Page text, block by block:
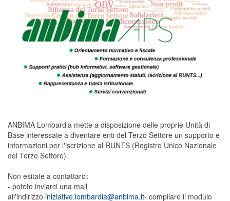
ANBIMA Lombardia mette a disposizione delle proprie Unità di
Base interessate a diventare enti del Terzo Settore un supporto e
informazioni per l'iscrizione al RUNTS (Registro Unico Nazionale
del Terzo Settore).
Non esitate a contattarci:
- potete inviarci una mail
all'indirizzo iniziative.lombardia@anbima.it- compilare il modulo